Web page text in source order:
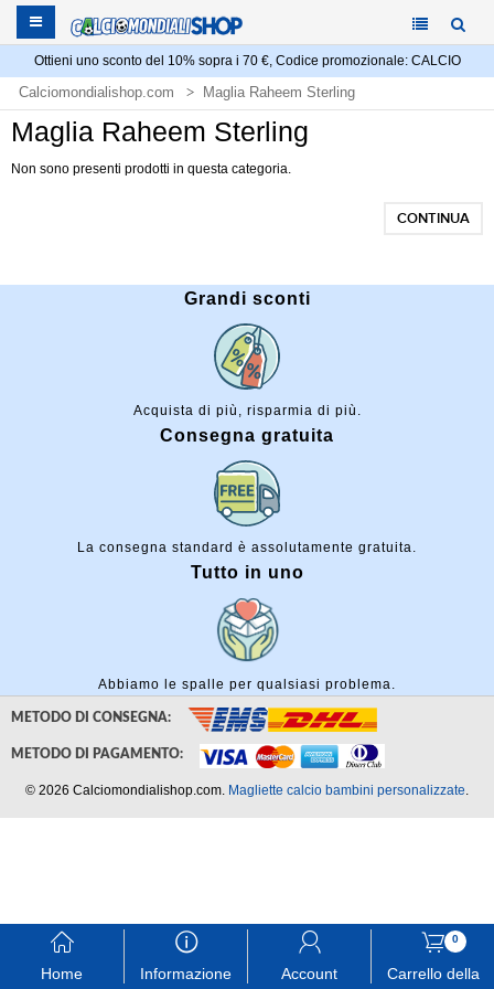
Ottieni uno sconto del 10% sopra i 70 €, Codice promozionale: CALCIO
Calciomondialishop.com Maglia Raheem Sterling
Maglia Raheem Sterling
Non sono presenti prodotti in questa categoria.
CONTINUA
Grandi sconti
Acquista di più, risparmia di più.
Consegna gratuita
La consegna standard è assolutamente gratuita.
Tutto in uno
Abbiamo le spalle per qualsiasi problema.
󰃱
Home
󰈢
Informazione
󰃳
Account
0
󰃦
Carrello della
METODO DI CONSEGNA:
METODO DI PAGAMENTO:
© 2026 Calciomondialishop.com. Magliette calcio bambini personalizzate.